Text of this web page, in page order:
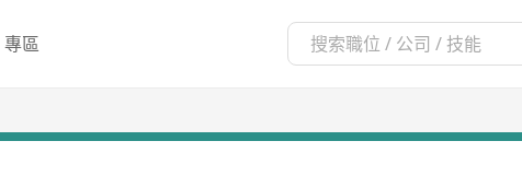
專區